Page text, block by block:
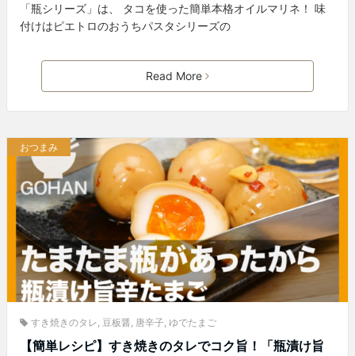
「瓶シリーズ」は、 タコを使った簡単本格オイルマリネ！ 味
付けはピエトロのおうちパスタシリーズの
Read More
おつまみ
すき焼きのタレ 豆板醤 唐辛子 ゆでたまご
【簡単レシピ】すき焼きのタレでコク旨！「瓶漬け旨